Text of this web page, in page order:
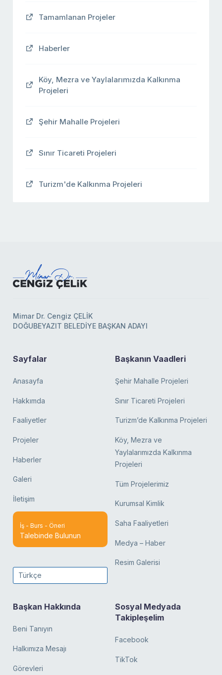
Tamamlanan Projeler
Haberler
Köy, Mezra ve Yaylalarımızda Kalkınma
Projeleri
Şehir Mahalle Projeleri
Sınır Ticareti Projeleri
Turizm'de Kalkınma Projeleri
Mimar Dr. Cengiz ÇELİK
DOĞUBEYAZIT BELEDİYE BAŞKAN ADAYI
Sayfalar
Anasayfa
Hakkımda
Faaliyetler
Projeler
Haberler
Galeri
İletişim
İş - Burs - Öneri
Talebinde Bulunun
Türkçe
Başkanın Vaadleri
Şehir Mahalle Projeleri
Sınır Ticareti Projeleri
Turizm’de Kalkınma Projeleri
Köy, Mezra ve
Yaylalarımızda Kalkınma
Projeleri
Tüm Projelerimiz
Kurumsal Kimlik
Saha Faaliyetleri
Medya – Haber
Resim Galerisi
Başkan Hakkında
Beni Tanıyın
Halkımıza Mesajı
Görevleri
Sosyal Medyada
Takipleşelim
Facebook
TikTok